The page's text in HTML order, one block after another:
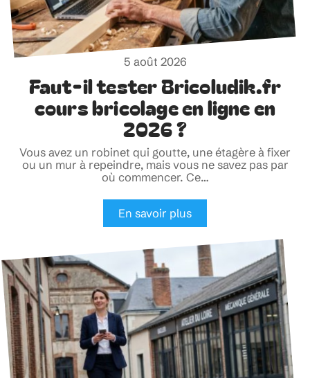
5 août 2026
Faut-il tester Bricoludik.fr
cours bricolage en ligne en
2026 ?
Vous avez un robinet qui goutte, une étagère à fixer
ou un mur à repeindre, mais vous ne savez pas par
où commencer. Ce…
En savoir plus